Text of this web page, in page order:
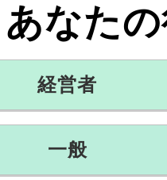
続で減少
（1－7日）の新型コロ
あなた
経営者
一般